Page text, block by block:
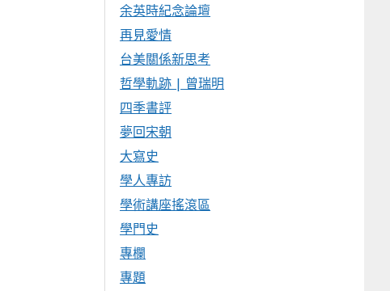
余英時紀念論壇
再見愛情
台美關係新思考
哲學軌跡 | 曾瑞明
四季書評
夢回宋朝
大寫史
學人專訪
學術講座搖滾區
學門史
專欄
專題